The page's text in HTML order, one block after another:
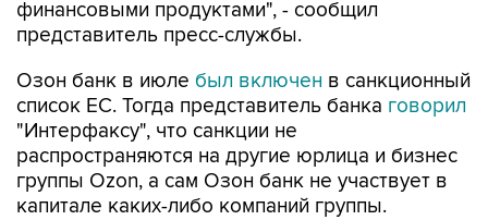
финансовыми продуктами", - сообщил
представитель пресс-службы.
Озон банк в июле был включен в санкционный
список ЕС. Тогда представитель банка говорил
"Интерфаксу", что санкции не
распространяются на другие юрлица и бизнес
группы Ozon, а сам Озон банк не участвует в
капитале каких-либо компаний группы.